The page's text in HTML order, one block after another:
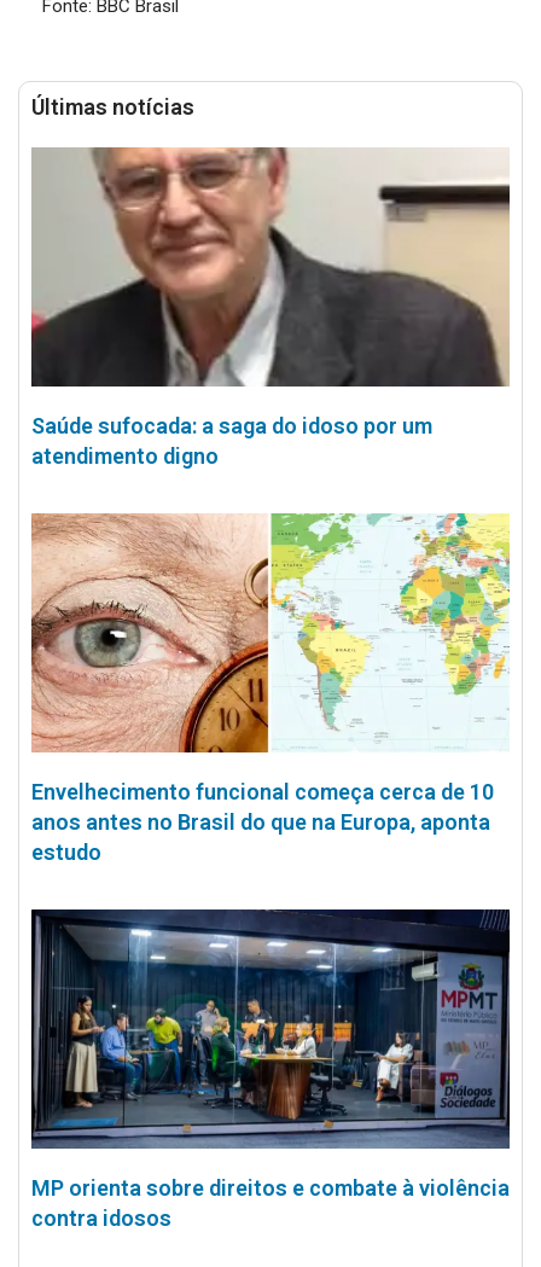
Fonte: BBC Brasil
Últimas notícias
Saúde sufocada: a saga do idoso por um
atendimento digno
Envelhecimento funcional começa cerca de 10
anos antes no Brasil do que na Europa, aponta
estudo
MP orienta sobre direitos e combate à violência
contra idosos